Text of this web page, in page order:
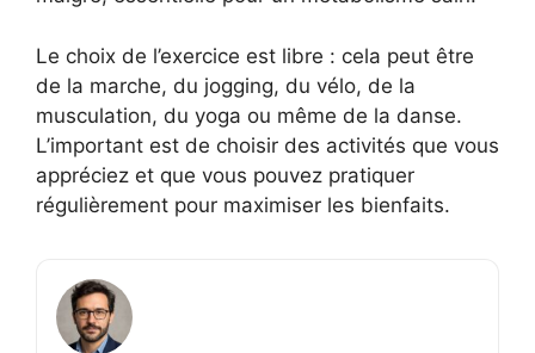
Le choix de l’exercice est libre : cela peut être
de la marche, du jogging, du vélo, de la
musculation, du yoga ou même de la danse.
L’important est de choisir des activités que vous
appréciez et que vous pouvez pratiquer
régulièrement pour maximiser les bienfaits.